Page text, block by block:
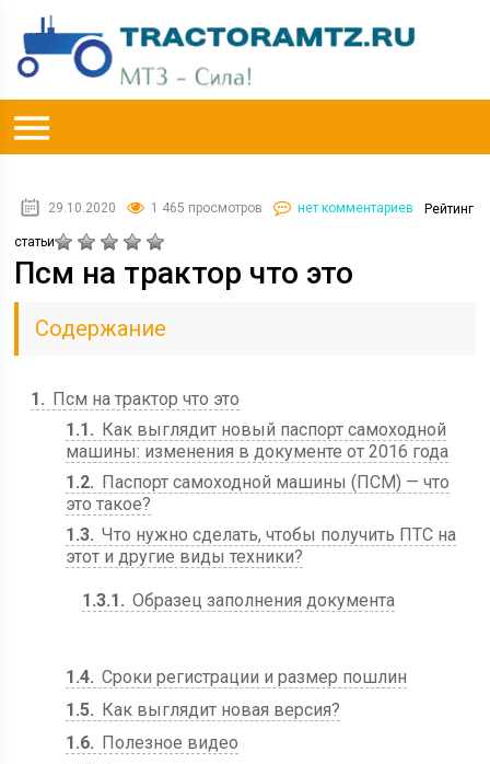
29.10.2020 1 465 просмотров нет комментариев Рейтинг
статьи
Псм на трактор что это
Содержание
1
Псм на трактор что это
1.1
Как выглядит новый паспорт самоходной
машины: изменения в документе от 2016 года
1.2
Паспорт самоходной машины (ПСМ) — что
это такое?
1.3 Что нужно сделать, чтобы получить ПТС на
этот и другие виды техники?
1.3.1 Образец заполнения документа
1.4 Сроки регистрации и размер пошлин
1.5
Как выглядит новая версия?
1.6
Полезное видео